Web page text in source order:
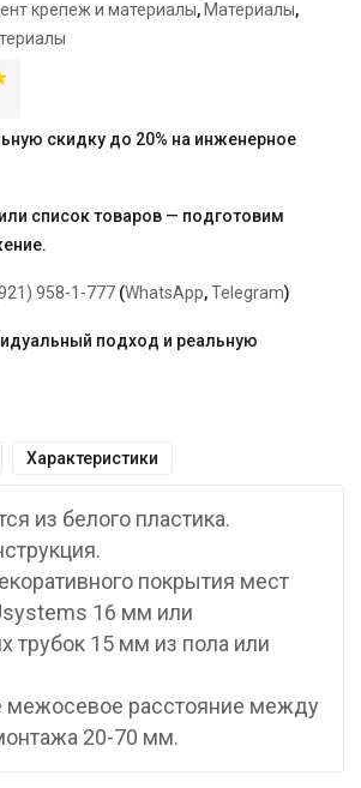
крепеж и материалы, Материалы,
скидку до 20% на инженерное
список товаров — подготовим
958-1-777 (WhatsApp,Telegram)
подход и реальную
Характеристики
из белого пластика.
покрытия мест
16 мм или
трубок 15 мм из пола или
межосевое расстояние между
20-70 мм.